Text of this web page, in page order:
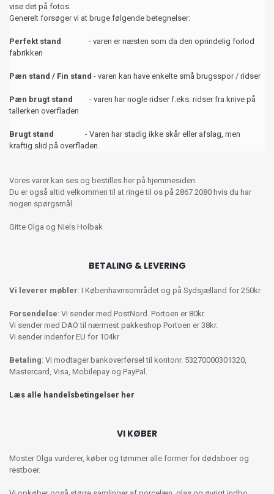
vise det på fotos.
Generelt forsøger vi at bruge følgende betegnelser:
Perfekt stand - varen er næsten som da den oprindelig forlod
fabrikken
Pæn stand / Fin stand - varen kan have enkelte små brugsspor / ridser
Pæn brugt stand
- varen har nogle ridser f.eks. ridser fra knive på
tallerken overfladen
Brugt stand
- Varen har stadig ikke skår eller afslag, men
kraftig slid på overfladen.
Vores varer kan ses og bestilles her på hjemmesiden.
Du er også altid velkommen til at ringe til os på 2867 2080 hvis du har
nogen spørgsmål.
Gitte Olga og Niels Holbak
BETALING & LEVERING
Vi leverer møbler: I Københavnsområdet og på Sydsjælland for 250kr
Forsendelse: Vi sender med PostNord. Portoen er 80kr.
Vi sender med DAO til nærmest pakkeshop Portoen er 38kr.
Vi sender indenfor EU for 104kr
Betaling: Vi modtager bankoverførsel til kontonr. 53270000301320,
Mastercard, Visa, Mobilepay og PayPal.
Læs alle handelsbetingelser her
VI KØBER
Moster Olga vurderer, køber og tømmer alle former for dødsboer og
restboer.